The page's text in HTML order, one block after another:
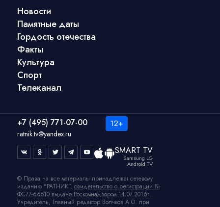
Новости
Памятные даты
Гордость отечества
Факты
Культура
Спорт
Телеканал
+7 (495) 771-07-00
ratnik.tv@yandex.ru
SMART TV
Samsung LG
Android TV
© Права на все материалы принадлежат сетевому
изданию "РАТНИК", свидетельство о регистрации №
ФС77-66510 выдано Роскомнадзором 14.07.2016г.
Учредитель, Главный редактор Волчков А.О. при